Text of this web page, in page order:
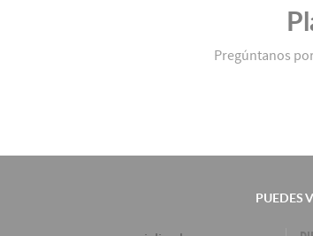
Pregúntanos
PUEDES